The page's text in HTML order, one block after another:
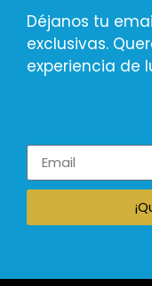
Déjanos tu
exclusivas.
experiencia de